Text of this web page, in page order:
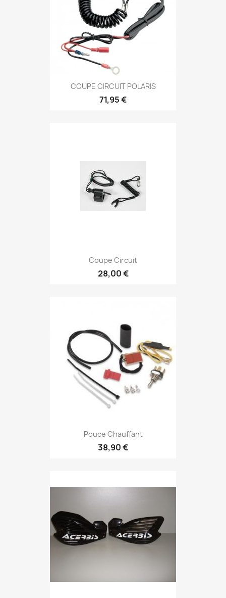
COUPE CIRCUIT POLARIS
71,95 €
Coupe Circuit
28,00 €
Pouce Chauffant
38,90 €